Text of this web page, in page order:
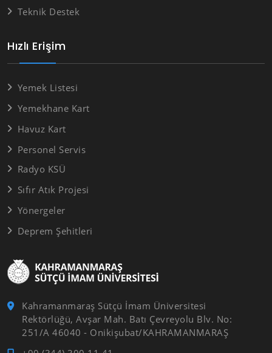
Kahramanmaraş Sütçü İmam Üniversitesi
Rektörlüğü, Avşar Mah. Batı Çevreyolu Blv. No:
251/A 46040 - Onikişubat/KAHRAMANMARAŞ
Hızlı Erişim
Yemek Listesi
Yemekhane Kart
Havuz Kart
Personel Servis
Radyo KSÜ
Sıfır Atık Projesi
Yönergeler
Deprem Şehitleri
Teknik Destek